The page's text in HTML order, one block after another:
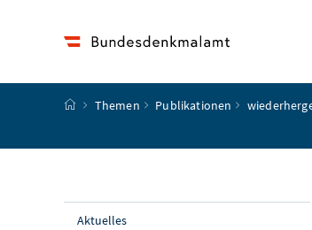
Startseite
Themen Publikationen
Aktuelles